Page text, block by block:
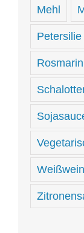
Mehl
Petersilie
Rosmarin